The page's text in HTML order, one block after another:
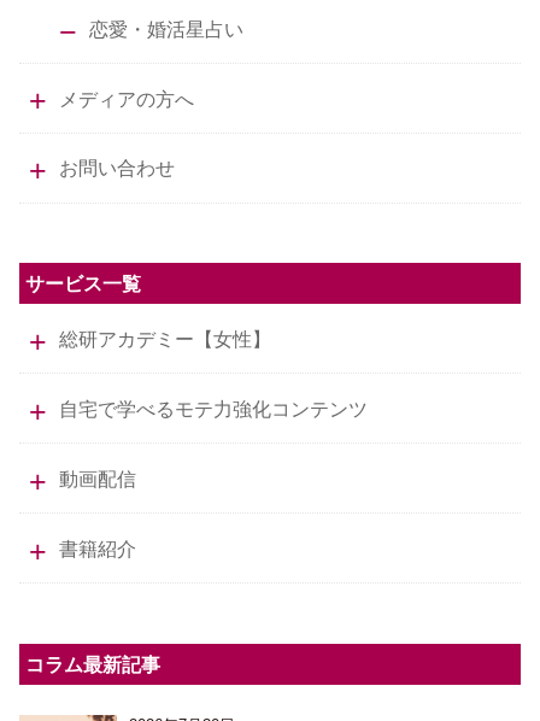
恋愛・婚活星占い
メディアの方へ
お問い合わせ
サービス一覧
総研アカデミー【女性】
自宅で学べるモテ力強化コンテンツ
動画配信
書籍紹介
コラム最新記事